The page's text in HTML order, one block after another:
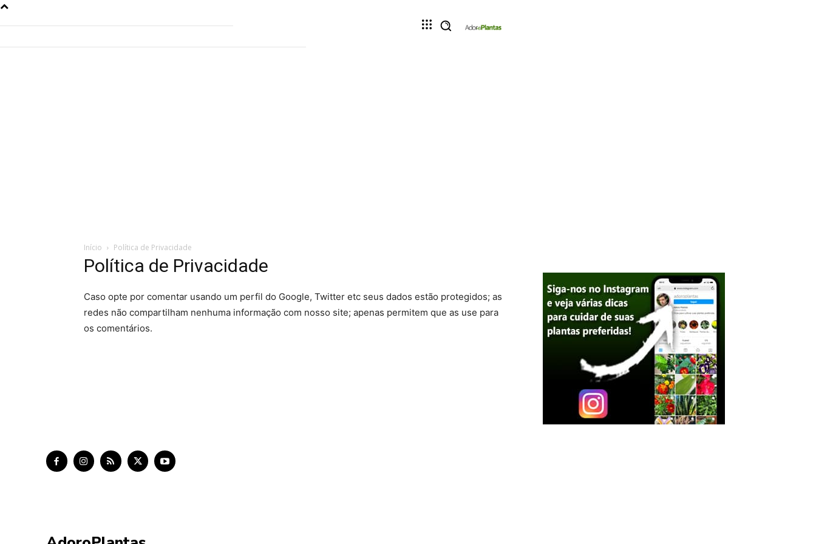
Início Política de Privacidade
Política de Privacidade
Caso opte por comentar usando um perfil do Google, Twitter etc seus dados estão protegidos; as
redes não compartilham nenhuma informação com nosso site; apenas permitem que as use para
os comentários.